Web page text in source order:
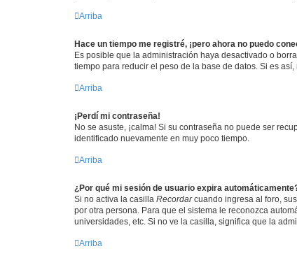
Arriba
Hace un tiempo me registré, ¡pero ahora no puedo
Es posible que la administración haya desactivado o
tiempo para reducir el peso de la base de datos. Si es
Arriba
¡Perdí mi contraseña!
No se asuste, ¡calma! Si su contraseña no puede ser
identificado nuevamente en muy poco tiempo.
Arriba
¿Por qué mi sesión de usuario expira
Si no activa la casilla Recordarcuando ingresa al foro,
por otra persona. Para que el sistema le reconozca
universidades, etc. Si no ve la casilla, significa que la
Arriba